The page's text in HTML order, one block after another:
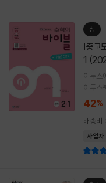
상
[중고
1
이투스
이투스
42%
배송비
사업자